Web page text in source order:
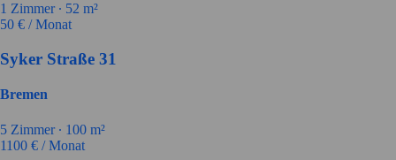
1 Zimmer ∙ 52 m²
50 € / Monat
Syker Straße 31
Bremen
5 Zimmer ∙ 100 m²
1100 € / Monat